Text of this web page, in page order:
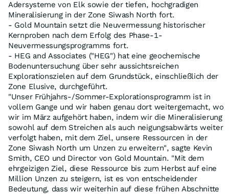
Adersysteme von Elk sowie der tiefen, hochgradigen
Mineralisierung in der Zone Siwash North fort.
- Gold Mountain setzt die Neuvermessung historischer
Kernproben nach dem Erfolg des Phase-1-
Neuvermessungsprogramms fort.
- HEG and Associates ("HEG") hat eine geochemische
Bodenuntersuchung über sehr aussichtsreichen
Explorationszielen auf dem Grundstück, einschließlich der
Zone Elusive, durchgeführt.
"Unser Frühjahrs-/Sommer-Explorationsprogramm ist in
vollem Gange und wir haben genau dort weitergemacht, wo
wir im März aufgehört haben, indem wir die Mineralisierung
sowohl auf dem Streichen als auch neigungsabwärts weiter
verfolgt haben, mit dem Ziel, unsere Ressourcen in der
Zone Siwash North um Unzen zu erweitern", sagte Kevin
Smith, CEO und Director von Gold Mountain. "Mit dem
ehrgeizigen Ziel, diese Ressource bis zum Herbst auf eine
Million Unzen zu steigern, ist es von entscheidender
Bedeutung, dass wir weiterhin auf diese frühen Abschnitte